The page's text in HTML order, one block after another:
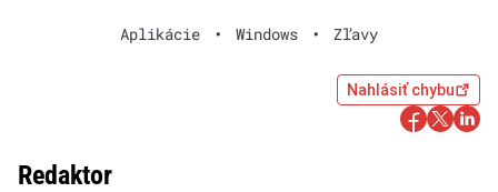
Aplikácie • Windows • Zľavy
Nahlásiť chybu
Redaktor